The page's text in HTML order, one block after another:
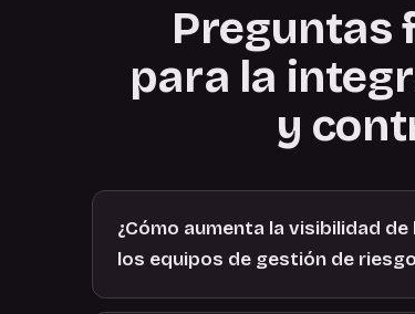
Preguntas
para la
y
¿Cómo aumenta la visibilidad
los equipos de gestión de